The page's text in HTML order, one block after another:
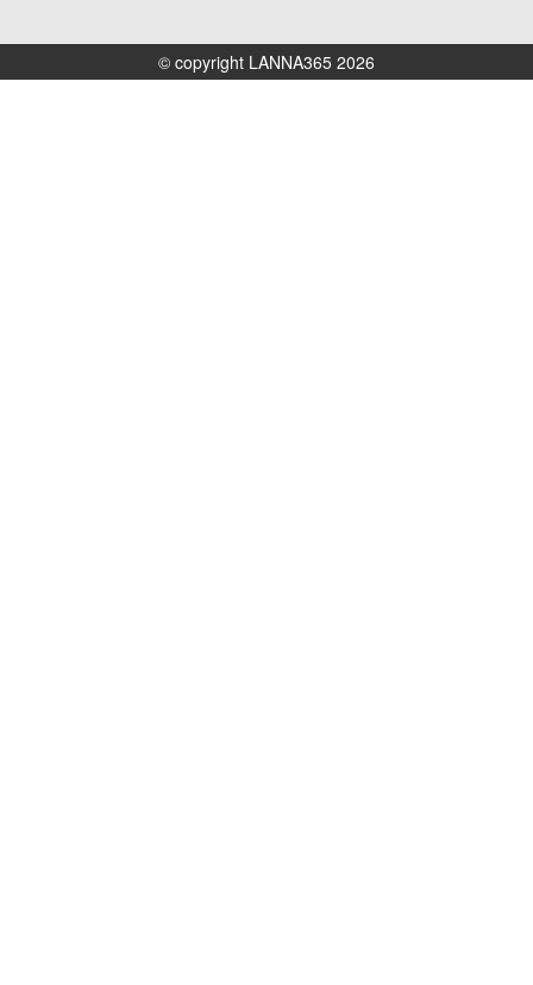
© copyright LANNA365 2026